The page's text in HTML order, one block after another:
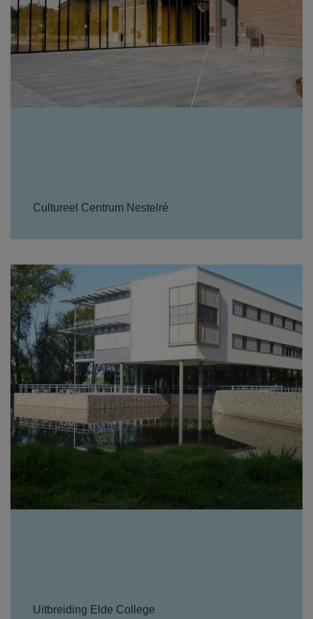
Cultureel Centrum Nestelré
geschiedenis. Voorheen was dit de oude RK
gebouw...
Uitbreiding Elde College